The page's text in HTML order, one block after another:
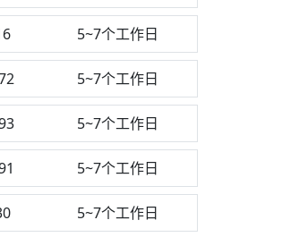
5~7个工作日
5~7个工作日
5~7个工作日
5~7个工作日
5~7个工作日